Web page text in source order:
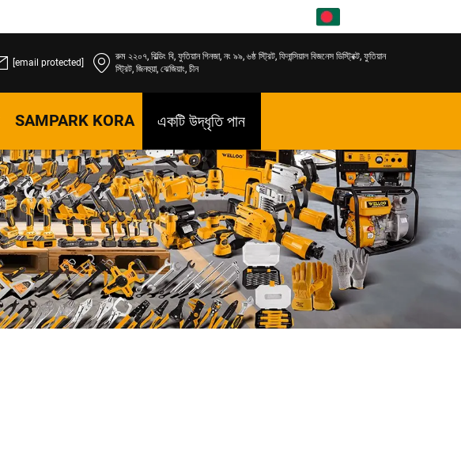
[email protected]
রুম ২২০৭, বিল্ডিং বি, ফুতিয়ান গিনজা, নং ৯৯, ৬ষ্ঠ স্ট্রিট, ফিনান্সিয়াল বিজনেস ডিস্ট্রিক্ট, ফুতিয়ান
স্ট্রিট, জিনহুয়া, ঝেজিয়াং, চীন
SAMPARK KORA একটি উদ্ধৃতি পান